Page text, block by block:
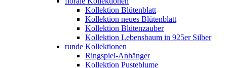
Kollektion Blütenblatt
Kollektion neues Blütenblatt
Kollektion Blütenzauber
Kollektion Lebensbaum in 925er Silber
runde Kollektionen
Ringspiel-Anhänger
Kollektion Pusteblume